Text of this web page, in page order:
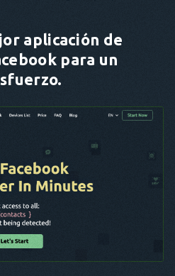
aplicación de
para un